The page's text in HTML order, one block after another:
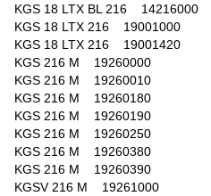
KGS 18 LTX BL 216 14216000
KGS 18 LTX 216 19001000
KGS 18 LTX 216 19001420
KGS 216 M 19260000
KGS 216 M 19260010
KGS 216 M 19260180
KGS 216 M 19260190
KGS 216 M 19260250
KGS 216 M 19260380
KGS 216 M 19260390
KGSV 216 M 19261000